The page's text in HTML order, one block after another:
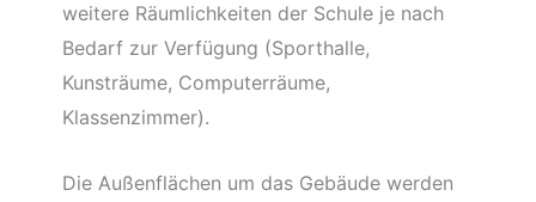
weitere Räumlichkeiten der Schule je nach
Bedarf zur Verfügung (Sporthalle,
Kunsträume, Computerräume,
Klassenzimmer).
Die Außenflächen um das Gebäude werden